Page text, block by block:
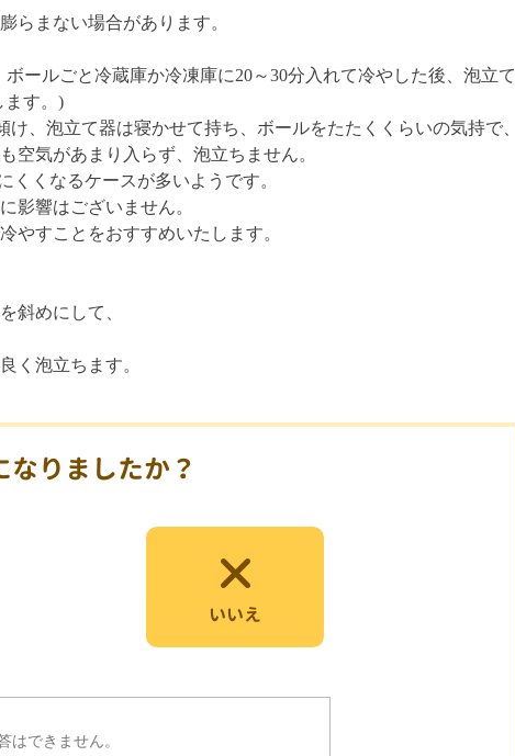
らまない場合があります。
ールごと冷蔵庫か冷凍庫に20～30分入れて冷やした後、泡立て
ます。)
、泡立て器は寝かせて持ち、ボールをたたくくらいの気持で、
空気があまり入らず、泡立ちません。
くなるケースが多いようです。
影響はございません。
やすことをおすすめいたします。
斜めにして、
く泡立ちます。
りましたか？
いいえ